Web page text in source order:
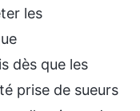
les
dès que les
prise de sueurs